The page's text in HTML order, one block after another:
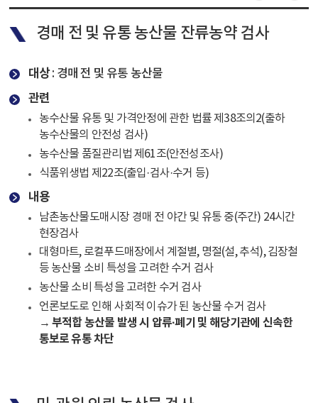
경매 전 및 유통 농산물 잔류농약 검사
대상: 경매 전 및 유통 농산물
관련
농수산물 유통 및 가격안정에 관한 법률 제38조의2(출하
농수산물의 안전성 검사)
농수산물 품질관리법 제61조(안전성조사)
식품위생법 제22조(출입·검사·수거 등)
내용
남촌농산물도매시장 경매 전 야간 및 유통 중(주간) 24시간
현장검사
대형마트, 로컬푸드매장에서 계절별, 명절(설, 추석), 김장철
등 농산물 소비 특성을 고려한 수거 검사
농산물 소비 특성을 고려한 수거 검사
언론보도로 인해 사회적 이슈가 된 농산물 수거 검사
→ 부적합 농산물 발생 시 압류·폐기 및 해당기관에 신속한
통보로 유통 차단